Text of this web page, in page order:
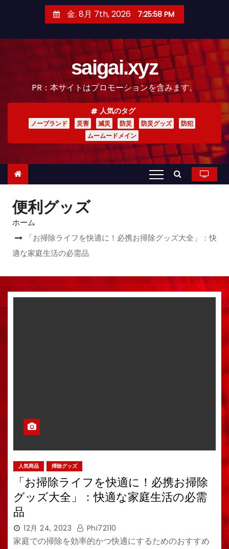
金. 8月 7th, 2026 7:25:59 PM
saigai.xyz
PR：本サイトはプロモーションを含みます。
人気のタグ
ノーブランド 災害 減災 防災 防災グッズ
防犯
ムームードメイン
便利グッズ
ホーム
「お掃除ライフを快適に！必携お掃除グッズ大全」：快
適な家庭生活の必需品
人気商品 掃除グッズ
「お掃除ライフを快適に！必携お掃除
グッズ大全」：快適な家庭生活の必需
品
12月 24, 2023 Phi72110
家庭での掃除を効率的かつ快適にするためのおすすめ